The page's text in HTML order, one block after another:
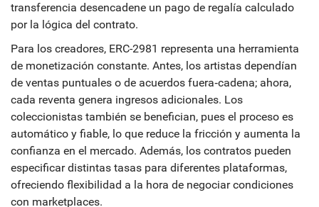
transferencia desencadene un pago de regalía calculado
por la lógica del contrato.
Para los creadores, ERC-2981 representa una herramienta
de monetización constante. Antes, los artistas dependían
de ventas puntuales o de acuerdos fuera‑cadena; ahora,
cada reventa genera ingresos adicionales. Los
coleccionistas también se benefician, pues el proceso es
automático y fiable, lo que reduce la fricción y aumenta la
confianza en el mercado. Además, los contratos pueden
especificar distintas tasas para diferentes plataformas,
ofreciendo flexibilidad a la hora de negociar condiciones
con marketplaces.